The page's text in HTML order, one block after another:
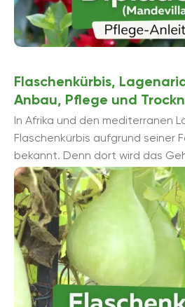
Flaschenkürbis,
Anbau, Pflege und
In Afrika und den mediterranen
Flaschenkürbis aufgrund seiner
bekannt. Denn dort wird das
Weiterverwendung gerne